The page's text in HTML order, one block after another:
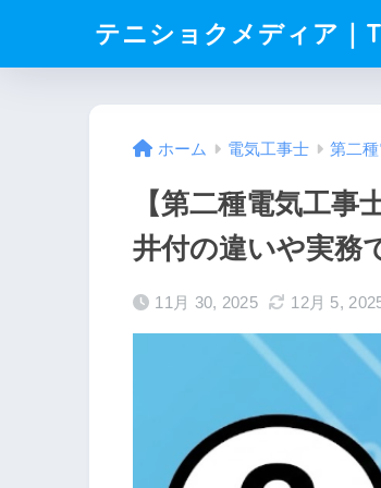
テニショクメディア｜
ホーム 電気工事士 第二
【第二種電気工
井付の違いや実務
11月 30, 2025 12月 5,